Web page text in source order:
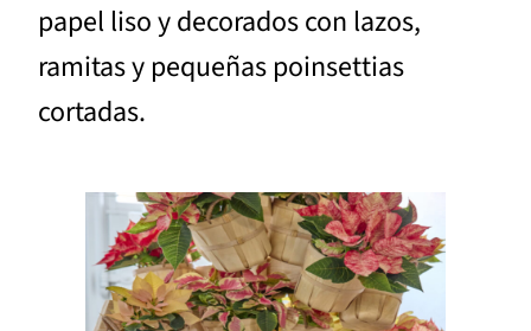
papel liso y decorados con lazos,
ramitas y pequeñas poinsettias
cortadas.